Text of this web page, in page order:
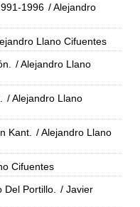
1996 / Alejandro
Llano Cifuentes
/ Alejandro Llano
/ Alejandro Llano
Kant.
/ Alejandro Llano
Cifuentes
Portillo.
/ Javier